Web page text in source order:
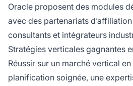
Oracle proposent des modules
avec des partenariats
consultants et intégrateurs
Stratégies verticales gagnantes
Réussir sur un marché vertical
planification soignée, une